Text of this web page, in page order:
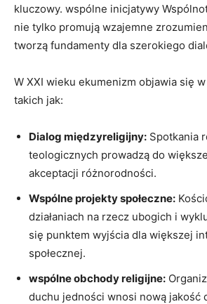
kluczowy. wspólne inicjatywy
nie tylko promują wzajemne
tworzą fundamenty dla szerokiego
W XXI wieku ekumenizm ‌objawia ⁣się
takich jak:
Dialog międzyreligijny: ⁤Spotkania
teologicznych prowadzą do
akceptacji różnorodności.
Wspólne projekty społeczne:
działaniach na rzecz ubogich⁤ i
się punktem wyjścia ​dla większej
społecznej.
wspólne obchody​ religijne:
duchu jedności wnosi nową jakość